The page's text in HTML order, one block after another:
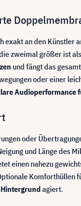
an den
zweimal größer ist
und fängt das
oder einer
Audioperformance
oder
und Länge des
einen nahezu
Komforthüllen
agiert.